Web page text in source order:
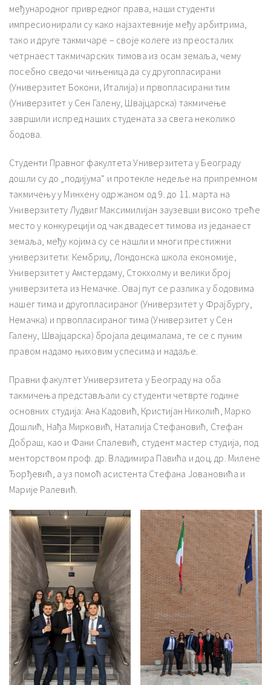
међународног привредног права, наши студенти
импресионирали су како најзахтевније међу арбитрима,
тако и друге такмичаре – своје колеге из преосталих
четрнаест такмичарских тимова из осам земаља, чему
посебно сведочи чињеница да су другопласирани
(Универзитет Бокони, Италија) и првопласирани тим
(Универзитет у Сен Галену, Швајцарска) такмичење
завршили испред наших студената за свега неколико
бодова.
Студенти Правног факултета Универзитета у Београду
дошли су до „подијума“ и протекле недеље на припремном
такмичењу у Минхену одржаном од 9. до 11. марта на
Универзитету Лудвиг Максимилијан заузевши високо треће
место у конкурецији од чак двадесет тимова из једанаест
земаља, међу којима су се нашли и многи престижни
универзитети: Кембриџ, Лондонска школа економије,
Универзитет у Амстердаму, Стокхолму и велики број
универзитета из Немачке. Овај пут се разлика у бодовима
нашег тима и другопласираног (Универзитет у Фрајбургу,
Немачка) и првопласираног тима (Универзитет у Сен
Галену, Швајцарска) бројала децималама, те се с пуним
правом надамо њиховим успесима и надаље.
Правни факултет Универзитета у Београду на оба
такмичења представљали су студенти четврте године
основних студија: Ана Кадовић, Кристијан Николић, Марко
Дошлић, Нађа Мирковић, Наталија Стефановић, Стефан
Добраш, као и Фани Спалевић, студент мастер студија, под
менторством проф. др. Владимира Павића и доц. др. Милене
Ђорђевић, а уз помоћ асистента Стефана Јовановића и
Марије Ралевић.